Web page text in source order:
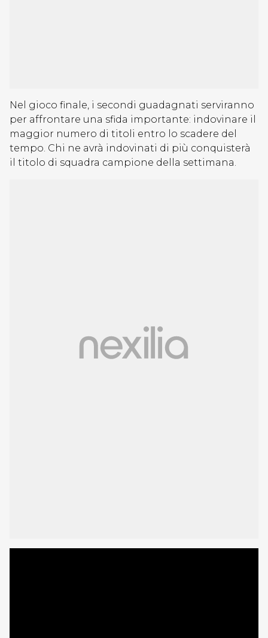
Nel gioco finale, i secondi guadagnati serviranno
per affrontare una sfida importante: indovinare il
maggior numero di titoli entro lo scadere del
tempo. Chi ne avrà indovinati di più conquisterà
il titolo di squadra campione della settimana.